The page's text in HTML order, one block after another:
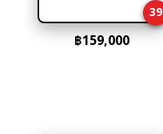
cart
39
฿159,000